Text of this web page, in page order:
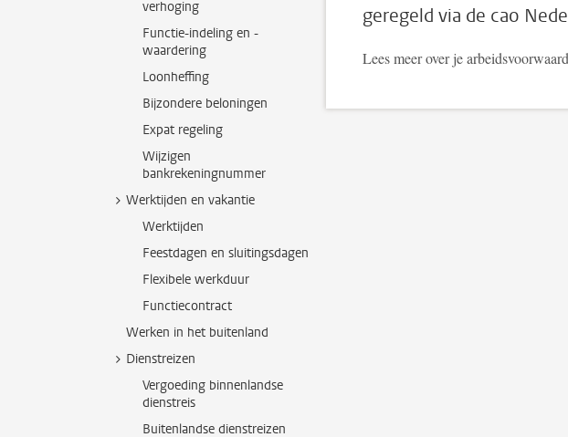
verhoging
Functie-indeling en -
waardering
Loonheffing
Bijzondere beloningen
Expat regeling
Wijzigen
bankrekeningnummer
Werktijden en vakantie
Werktijden
Feestdagen en sluitingsdagen
Flexibele werkduur
Functiecontract
Werken in het buitenland
Dienstreizen
Vergoeding binnenlandse
dienstreis
Buitenlandse dienstreizen
geregeld via de cao
Lees meer over je